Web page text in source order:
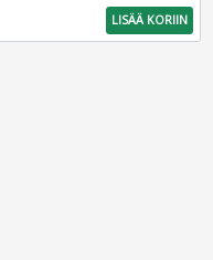
LISÄÄ KORIIN